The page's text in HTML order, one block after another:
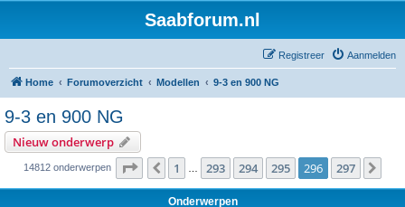
Saabforum.nl
Aanmelden
Registreer
Home Forumoverzicht Modellen 9-3 en 900 NG
9-3 en 900 NG
Nieuw onderwerp
14812 onderwerpen Pagina 296 van 297
Vorige
1 293 294 295 296 297
Onderwerpen